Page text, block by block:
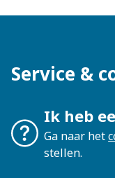
Service &
Ik heb
Ga naar het
stellen.